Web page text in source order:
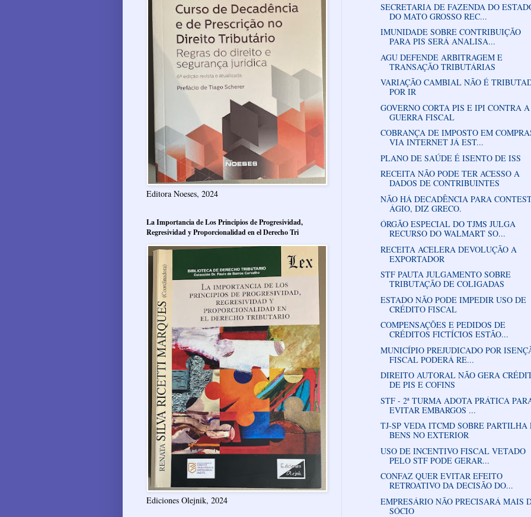
SECRETARIA DE FAZENDA DO
DO MATO GROSSO REC...
IMUNIDADE SOBRE CONTRIBUIÇÃO
PARA PIS SERÁ ANALISA...
AGU DEFENDE ARBITRAGEM E
TRANSAÇÃO TRIBUTÁRIAS
VARIAÇÃO CAMBIAL NÃO É
POR IR
GOVERNO CORTA PIS E IPI CONTRA A
GUERRA FISCAL
COBRANÇA DE IMPOSTO EM
VIA INTERNET JÁ EST...
PLANO DE SAÚDE É ISENTO DE ISS
RECEITA NÃO PODE TER ACESSO A
DADOS DE CONTRIBUINTES
NÃO HÁ DECADÊNCIA PARA
ÁGIO, DIZ GRECO.
ÓRGÃO ESPECIAL DO TJMS JULGA
RECURSO DO WALMART SO...
RECEITA ACELERA DEVOLUÇÃO A
EXPORTADOR
STF PAUTA JULGAMENTO SOBRE
TRIBUTAÇÃO DE COLIGADAS
ESTADO NÃO PODE IMPEDIR USO DE
CRÉDITO FISCAL
COMPENSAÇÕES E PEDIDOS DE
CRÉDITOS FICTÍCIOS ESTÃO...
MUNICÍPIO PREJUDICADO POR
FISCAL PODERÁ RE...
DIREITO AUTORAL NÃO GERA
DE PIS E COFINS
STF - 2ª TURMA ADOTA PRÁTICA
EVITAR EMBARGOS ...
TJ-SP VEDA ITCMD SOBRE PARTILHA
BENS NO EXTERIOR
USO DE INCENTIVO FISCAL VETADO
PELO STF PODE GERAR...
CONFAZ QUER EVITAR EFEITO
RETROATIVO DA DECISÃO DO...
EMPRESÁRIO NÃO PRECISARÁ MAIS
SÓCIO
Editora Noeses, 2024
La Importancia de Los Principios de Progresividad,
Regresividad y Proporcionalidad en el Derecho Tri
Ediciones Olejnik, 2024